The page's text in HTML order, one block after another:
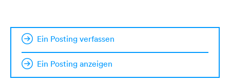
Ein Posting verfassen
Ein Posting anzeigen